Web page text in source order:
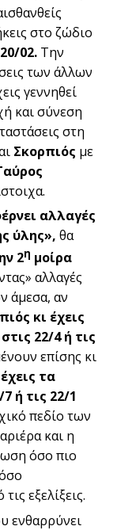
στο ζώδιο
02. Την
των άλλων
γεννηθεί
και σύνεση
στη
Σκορπιός με
αλλαγές
ύλης», θα
2η μοίρα
αλλαγές
άμεσα, αν
κι έχεις
22/4 ή τις
επίσης κι
τα
ή τις 22/1
πεδίο των
και η
όσο πιο
εξελίξεις.
ενθαρρύνει